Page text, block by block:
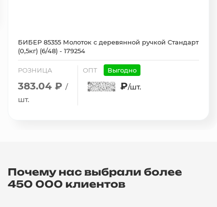
БИБЕР 85355 Молоток с деревянной ручкой Стандарт
(0,5кг) (6/48) - 179254
РОЗНИЦА
383.04 ₽ /
шт.
ОПТ Выгодно
₽/шт.
Почему нас выбрали более
450 000 клиентов